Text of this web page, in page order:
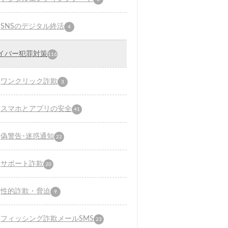
SNSのデジタル終活 4
バー犯罪対策 116
ワンクリック詐欺 3
スマホとアプリの安全 41
偽警告･迷惑通知 22
サポート詐欺 20
性的詐欺・脅迫 9
フィッシング詐欺メールSMS 23